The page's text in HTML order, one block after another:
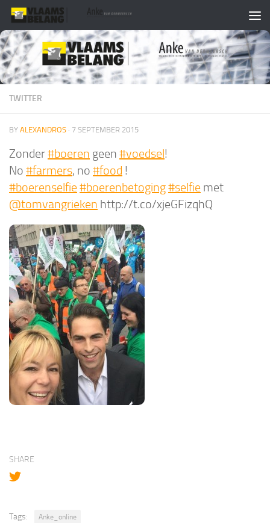
Skip to content
TWITTER
BY ALEXANDROS · 7 SEPTEMBER 2015
Zonder#boeren geen #voedsel!
No #farmers, no #food !
#boerenselfie#boerenbetoging#selfie met
@tomvangrieken http://t.co/xjeGFizqhQ
SHARE
Tags: Anke_online